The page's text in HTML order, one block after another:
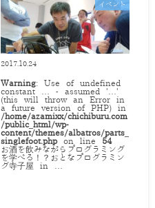
イベント
2017.10.24
Warning: Use of undefined
constant … - assumed '…'
(this will throw an Error in
a future version of PHP) in
/home/azamixx/chichiburu.com
/public_html/wp-
content/themes/albatros/parts_
singlefoot.phpon line 54
お酒を飲みながらプログラミング
を学べる！？おとなプログラミン
グ寺子屋 in …